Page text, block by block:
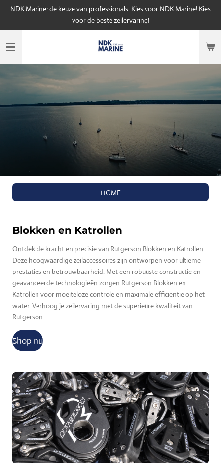
Ga
de
NDK Marine: de keuze van professionals. Kies voor NDK Marine! Kies
voor de beste zeilervaring!
HOME
Blokken en Katrollen
Ontdek de kracht en precisie van Rutgerson Blokken en Katrollen.
Deze hoogwaardige zeilaccessoires zijn ontworpen voor ultieme
prestaties en betrouwbaarheid. Met een robuuste constructie en
geavanceerde technologieën zorgen Rutgerson Blokken en
Katrollen voor moeiteloze controle en maximale efficiëntie op het
water. Verhoog je zeilervaring met de superieure kwaliteit van
Rutgerson.
Shop nu